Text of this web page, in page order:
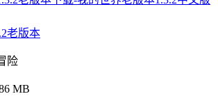
老版本
险
MB